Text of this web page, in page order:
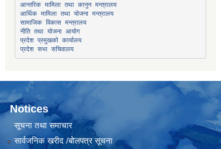
आन्तरिक मामिला तथा कानुन मन्त्रालय
आर्थिक मामिला तथा योजना मन्त्रालय
सामाजिक विकास मन्त्रालय
नीति तथा योजना आयोग
प्रदेश प्रमुखको कार्यालय
प्रदेश सभा सचिवालय
Notices
सूचना तथा समाचार
सार्वजनिक खरीद /बोलपत्र सूचना